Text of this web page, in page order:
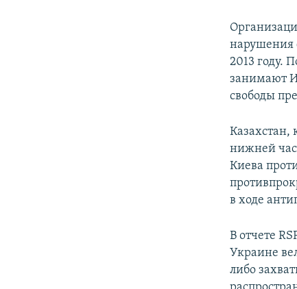
нарушения
2013 году.
занимают
свободы
Казахстан,
нижней
Киева
в ходе
В отчете
Украине
либо